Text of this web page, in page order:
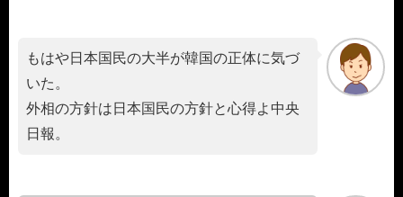
もはや日本国民の大半が韓国の正体に気づ
いた。
外相の方針は日本国民の方針と心得よ中央
日報。